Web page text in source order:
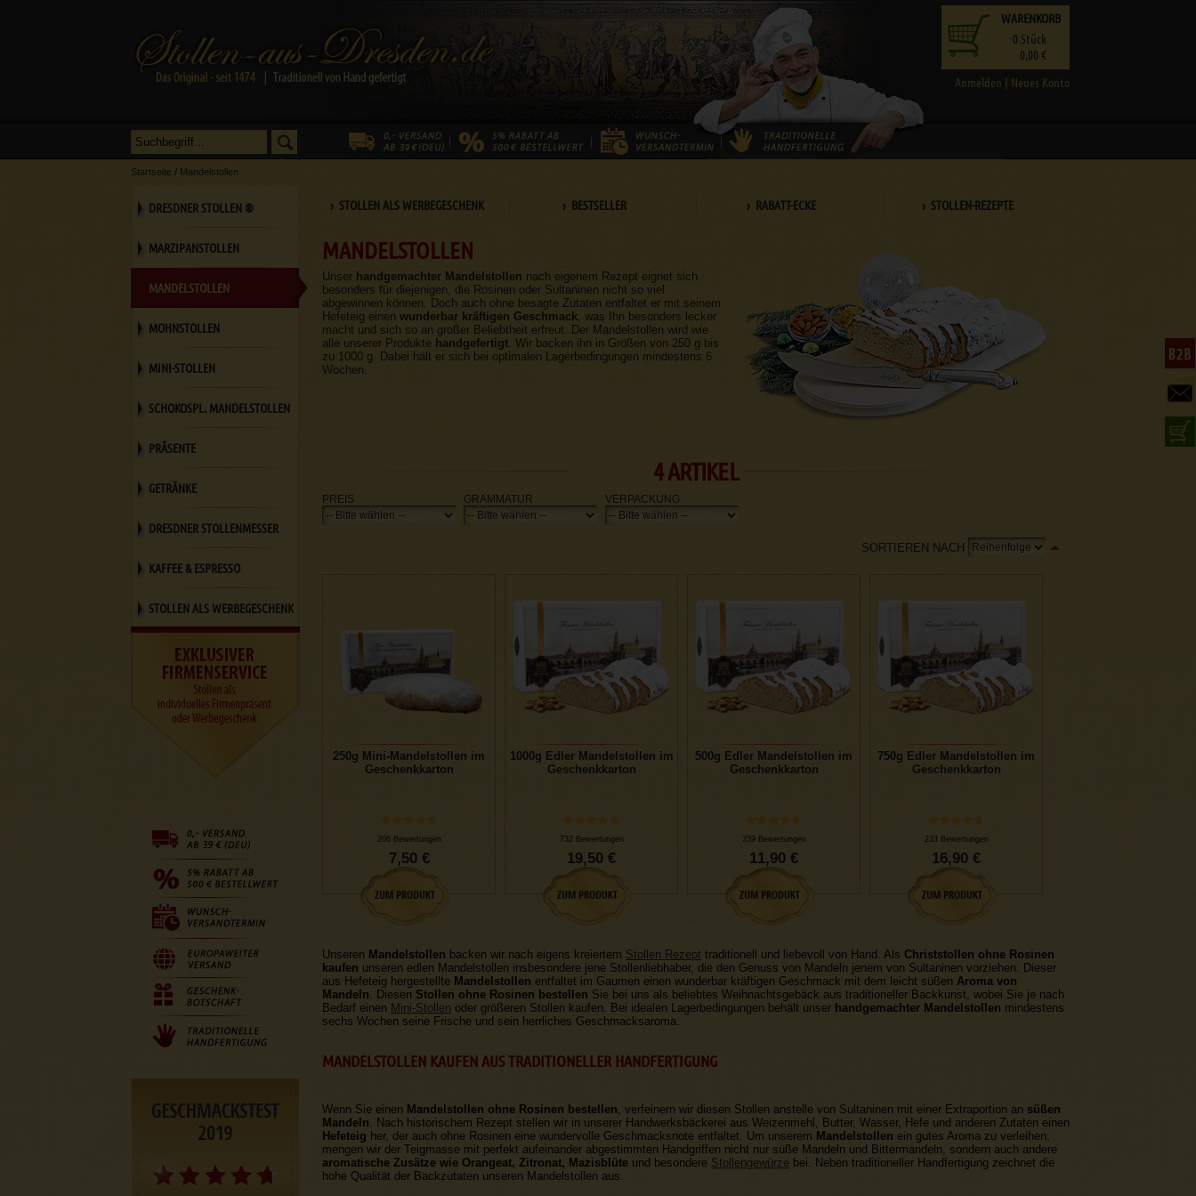
Anmelden | Neues Konto
WARENKORB
0 Stück
0,00 €
Startseite / Mandelstollen
› STOLLEN ALS WERBEGESCHENK › BESTSELLER › RABATT-ECKE › STOLLEN-REZEPTE
MANDELSTOLLEN
Unser handgemachter Mandelstollen nach eigenem Rezept eignet sich
besonders für diejenigen, die Rosinen oder Sultaninen nicht so viel
abgewinnen können. Doch auch ohne besagte Zutaten entfaltet er mit seinem
Hefeteig einen wunderbar kräftigen Geschmack, was Ihn besonders lecker
macht und sich so an großer Beliebtheit erfreut. Der Mandelstollen wird wie
alle unserer Produkte handgefertigt. Wir backen ihn in Größen von 250 g bis
zu 1000 g. Dabei hält er sich bei optimalen Lagerbedingungen mindestens 6
Wochen.
4 ARTIKEL
PREIS GRAMMATUR VERPACKUNG
SORTIEREN NACH
250g Mini-Mandelstollen im
Geschenkkarton
206 Bewertungen
7,50 €
1000g Edler Mandelstollen im
Geschenkkarton
732 Bewertungen
19,50 €
500g Edler Mandelstollen im
Geschenkkarton
339 Bewertungen
11,90 €
750g Edler Mandelstollen im
Geschenkkarton
233 Bewertungen
16,90 €
Unseren Mandelstollen backen wir nach eigens kreiertem Stollen Rezept traditionell und liebevoll von Hand. Als Christstollen ohne Rosinen
kaufen unseren edlen Mandelstollen insbesondere jene Stollenliebhaber, die den Genuss von Mandeln jenem von Sultaninen vorziehen. Dieser
aus Hefeteig hergestellte Mandelstollen entfaltet im Gaumen einen wunderbar kräftigen Geschmack mit dem leicht süßen Aroma von
Mandeln. Diesen Stollen ohne Rosinen bestellen Sie bei uns als beliebtes Weihnachtsgebäck aus traditioneller Backkunst, wobei Sie je nach
Bedarf einen Mini-Stollen oder größeren Stollen kaufen. Bei idealen Lagerbedingungen behält unser handgemachter Mandelstollen mindestens
sechs Wochen seine Frische und sein herrliches Geschmacksaroma.
MANDELSTOLLEN KAUFEN AUS TRADITIONELLER HANDFERTIGUNG
Wenn Sie einen Mandelstollen ohne Rosinen bestellen, verfeinern wir diesen Stollen anstelle von Sultaninen mit einer Extraportion an süßen
Mandeln. Nach historischem Rezept stellen wir in unserer Handwerksbäckerei aus Weizenmehl, Butter, Wasser, Hefe und anderen Zutaten einen
Hefeteig her, der auch ohne Rosinen eine wundervolle Geschmacksnote entfaltet. Um unserem Mandelstollen ein gutes Aroma zu verleihen,
mengen wir der Teigmasse mit perfekt aufeinander abgestimmten Handgriffen nicht nur süße Mandeln und Bittermandeln, sondern auch andere
aromatische Zusätze wie Orangeat, Zitronat, Mazisblüte und besondere Stollengewürze bei. Neben traditioneller Handfertigung zeichnet die
hohe Qualität der Backzutaten unseren Mandelstollen aus.
DRESDNER STOLLEN ®
MARZIPANSTOLLEN
MANDELSTOLLEN
MOHNSTOLLEN
MINI-STOLLEN
SCHOKOSPL. MANDELSTOLLEN
PRÄSENTE
GETRÄNKE
DRESDNER STOLLENMESSER
KAFFEE & ESPRESSO
STOLLEN ALS WERBEGESCHENK